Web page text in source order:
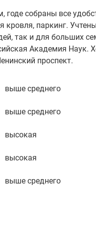
собраны все
кровля, паркинг.
так и для больших
Академия Наук.
проспект.
выше среднего
выше среднего
высокая
высокая
выше среднего